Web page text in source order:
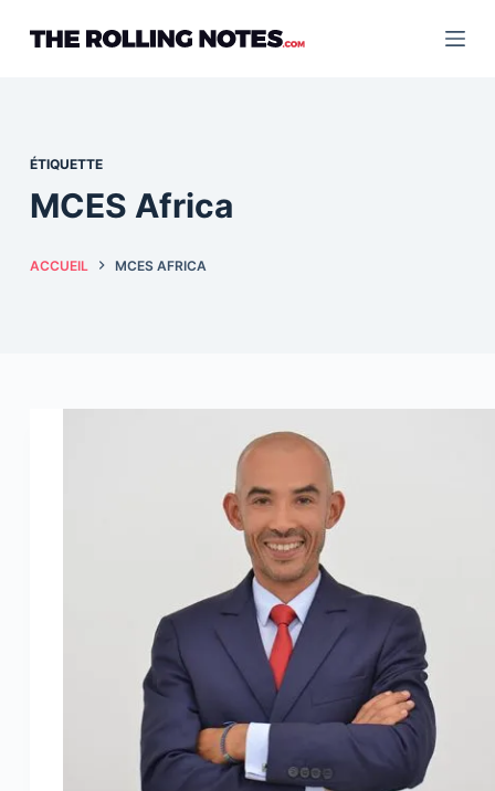
ÉTIQUETTE
MCES Africa
ACCUEIL MCES AFRICA